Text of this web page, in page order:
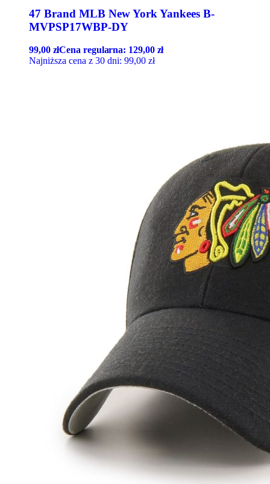
47 Brand MLB New York Yankees B-
MVPSP17WBP-DY
99,00 złCena regularna: 129,00 zł
Najniższa cena z 30 dni: 99,00 zł